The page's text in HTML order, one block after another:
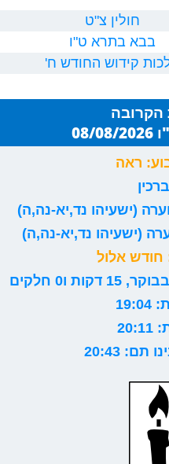
חולין צ"ט
בבא בתרא ט"ו
קידוש החודש ח'
הקרובה
ראה
(ישעיהו נד,יא-נה,ה)
(ישעיהו נד,יא-נה,ה)
אלול
20:43